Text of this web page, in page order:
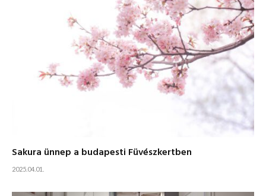
Sakura ünnep a budapesti Füvészkertben
2025.04.01.